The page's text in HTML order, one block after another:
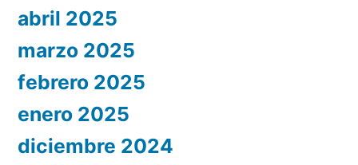
abril 2025
marzo 2025
febrero 2025
enero 2025
diciembre 2024